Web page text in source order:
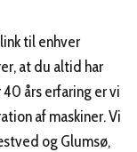
til enhver
at du altid har
års erfaring er vi
af maskiner. Vi
og Glumsø,